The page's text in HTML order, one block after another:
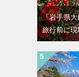
『岩手県
旅行前に